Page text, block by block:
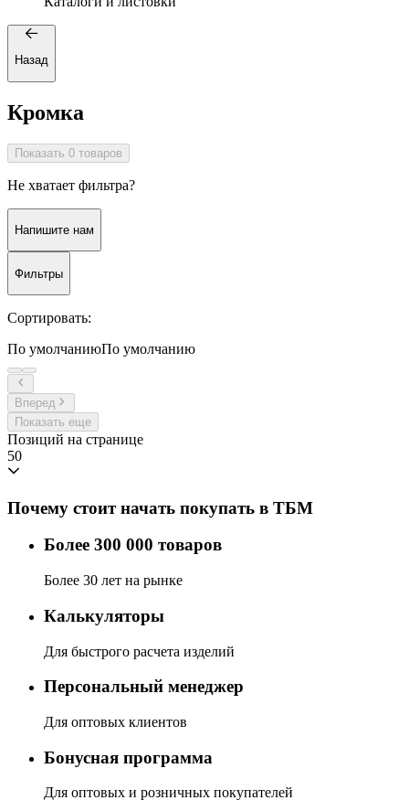
Назад
Кромка
Показать 0 товаров
Не хватает фильтра?
Напишите нам
Фильтры
Сортировать:
По умолчаниюПо умолчанию
Вперед
Показать еще
Позиций на странице
50
Почему стоит начать покупать в ТБМ
Более 300 000 товаров
Более 30 лет на рынке
Калькуляторы
Для быстрого расчета изделий
Персональный менеджер
Для оптовых клиентов
Бонусная программа
Для оптовых и розничных покупателей